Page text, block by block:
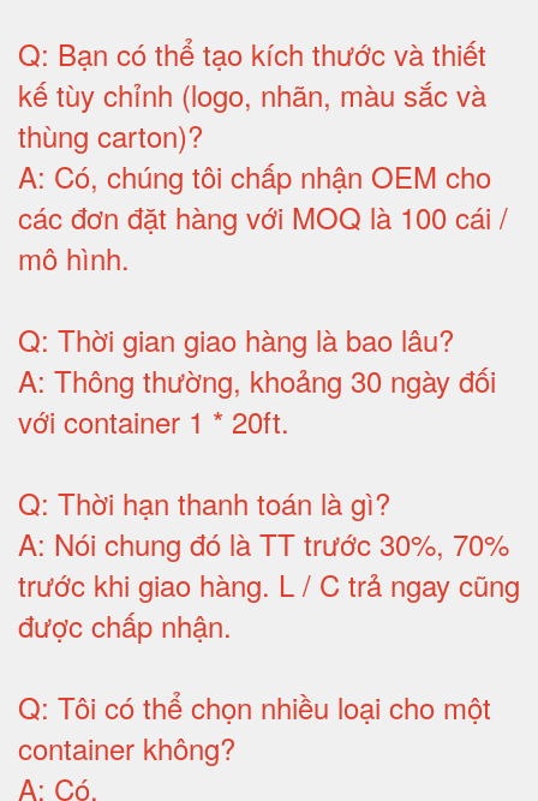
Q: Bạn có thể tạo kích thước và thiết
kế tùy chỉnh (logo, nhãn, màu sắc và
thùng carton)?
A: Có, chúng tôi chấp nhận OEM cho
các đơn đặt hàng với MOQ là 100 cái /
mô hình.
Q: Thời gian giao hàng là bao lâu?
A: Thông thường, khoảng 30 ngày đối
với container 1 * 20ft.
Q: Thời hạn thanh toán là gì?
A: Nói chung đó là TT trước 30%, 70%
trước khi giao hàng. L / C trả ngay cũng
được chấp nhận.
Q: Tôi có thể chọn nhiều loại cho một
container không?
A: Có.